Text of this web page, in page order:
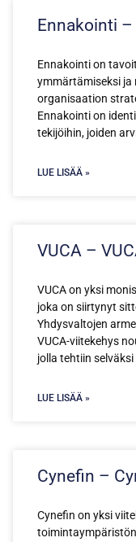
Ennakointi
Ennakointi on
ymmärtämiseksi ja
organisaation
Ennakointi on
tekijöihin, joiden
LUE LISÄÄ »
VUCA –
VUCA on yksi
joka on siirtynyt
Yhdysvaltojen
VUCA-viitekehys
jolla tehtiin selväksi
LUE LISÄÄ »
Cynefin –
Cynefin on yksi